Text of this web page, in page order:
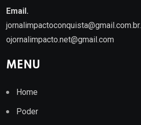
Email.
jornalimpactoconquista@gmail.com.br.
ojornalimpacto.net@gmail.com
MENU
Home
Poder